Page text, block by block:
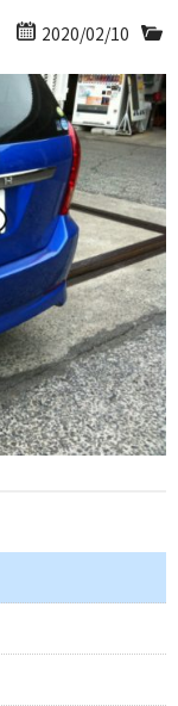
2020/02/10